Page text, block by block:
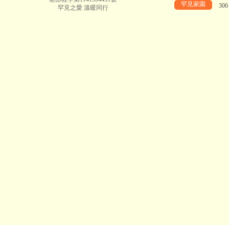
罕見之愛 溫暖同行
罕見家園